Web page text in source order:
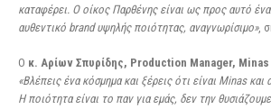
καταφέρει. Ο οίκος Παρθένης είναι ως προς αυτό
αυθεντικό brand υψηλής ποιότητας, αναγνωρίσιμο»,
Ο κ. Αρίων Σπυρίδης, Production Manager,
«Βλέπεις ένα κόσμημα και ξέρεις ότι είναι Minas και
Η ποιότητα είναι το παν για εμάς, δεν την